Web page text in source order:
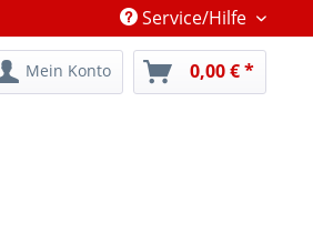
Service/Hilfe
Mein Konto 0,00 € *